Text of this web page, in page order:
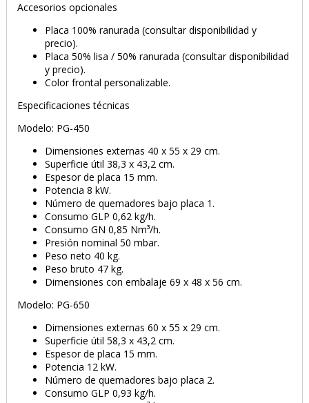
Accesorios opcionales
Placa 100% ranurada (consultar disponibilidad y
precio).
Placa 50% lisa / 50% ranurada (consultar disponibilidad
y precio).
Color frontal personalizable.
Especificaciones técnicas
Modelo: PG-450
Dimensiones externas 40 x 55 x 29 cm.
Superficie útil 38,3 x 43,2 cm.
Espesor de placa 15 mm.
Potencia 8 kW.
Número de quemadores bajo placa 1.
Consumo GLP 0,62 kg/h.
Consumo GN 0,85 Nm³/h.
Presión nominal 50 mbar.
Peso neto 40 kg.
Peso bruto 47 kg.
Dimensiones con embalaje 69 x 48 x 56 cm.
Modelo: PG-650
Dimensiones externas 60 x 55 x 29 cm.
Superficie útil 58,3 x 43,2 cm.
Espesor de placa 15 mm.
Potencia 12 kW.
Número de quemadores bajo placa 2.
Consumo GLP 0,93 kg/h.